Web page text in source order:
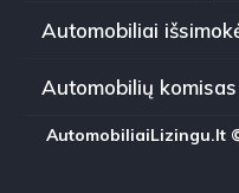
Automobiliai
Automobilių komisas
AutomobiliaiLizingu.lt